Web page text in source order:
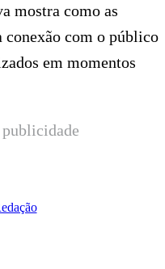
mostra como as
conexão com o público
em momentos